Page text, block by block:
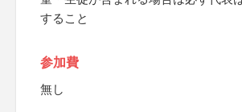
すること
参加費
無し